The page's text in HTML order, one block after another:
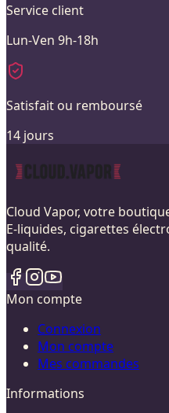
Service client
Lun-Ven 9h-18h
Satisfait ou remboursé
14 jours
Cloud Vapor, votre
E-liquides, cigarettes
qualité.
Mon compte
Connexion
Mon compte
Mes commandes
Informations